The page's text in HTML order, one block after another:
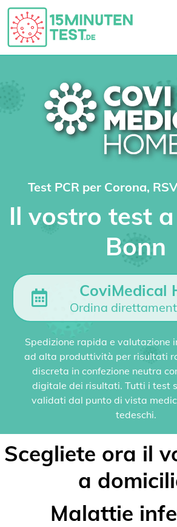
Test PCR per Corona,
Il vostro test
Bonn
CoviMedical
Ordina
Spedizione rapida e valutazione
ad alta produttività per risultati
discreta in confezione neutra
digitale dei risultati. Tutti i test
validati dal punto di vista
tedeschi.
Scegliete ora il
a
Malattie